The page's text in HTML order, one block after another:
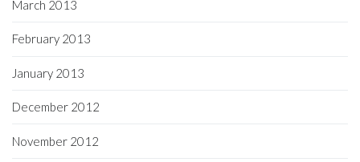
March 2013
February 2013
January 2013
December 2012
November 2012